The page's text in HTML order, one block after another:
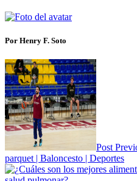
Por Henry F. Soto
Post
parquet | Baloncesto | Deportes